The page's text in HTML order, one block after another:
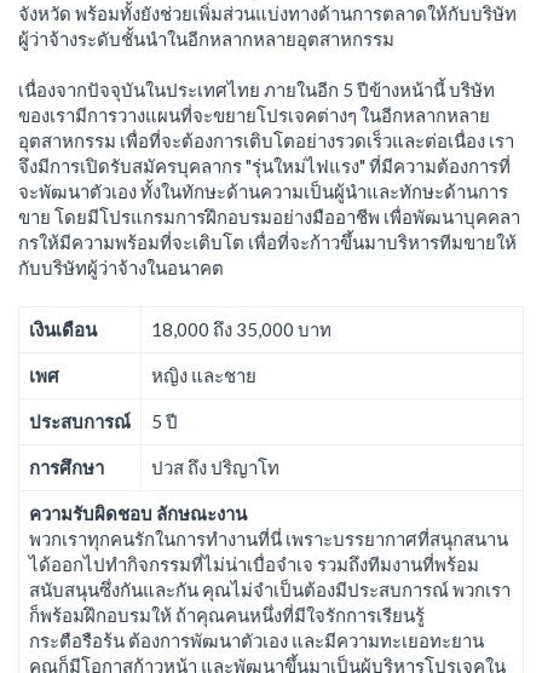
จังหวัด พร้อมทั้งยังช่วยเพิ่มส่วนแบ่งทางด้านการตลาดให้กับบริษัท
ผู้ว่าจ้างระดับชั้นนำในอีกหลากหลายอุตสาหกรรม
เนื่องจากปัจจุบันในประเทศไทย ภายในอีก 5 ปีข้างหน้านี้ บริษัท
ของเรามีการวางแผนที่จะขยายโปรเจคต่างๆ ในอีกหลากหลาย
อุตสาหกรรม เพื่อที่จะต้องการเติบโตอย่างรวดเร็วและต่อเนื่อง เรา
จึงมีการเปิดรับสมัครบุคลากร "รุ่นใหม่ไฟแรง" ที่มีความต้องการที่
จะพัฒนาตัวเอง ทั้งในทักษะด้านความเป็นผู้นำและทักษะด้านการ
ขาย โดยมีโปรแกรมการฝึกอบรมอย่างมืออาชีพ เพื่อพัฒนาบุคคลา
กรให้มีความพร้อมที่จะเติบโต เพื่อที่จะก้าวขึ้นมาบริหารทีมขายให้
กับบริษัทผู้ว่าจ้างในอนาคต
เงินเดือน 18,000 ถึง 35,000 บาท
เพศ หญิง และชาย
ประสบการณ์ 5 ปี
การศึกษา ปวส ถึง ปริญาโท
ความรับผิดชอบ ลักษณะงาน
พวกเราทุกคนรักในการทำงานที่นี่ เพราะบรรยากาศที่สนุกสนาน
ได้ออกไปทำกิจกรรมที่ไม่น่าเบื่อจำเจ รวมถึงทีมงานที่พร้อม
สนับสนุนซึ่งกันและกัน คุณไม่จำเป็นต้องมีประสบการณ์ พวกเรา
ก็พร้อมฝึกอบรมให้ ถ้าคุณคนหนึ่งที่มีใจรักการเรียนรู้
กระตือรือร้น ต้องการพัฒนาตัวเอง และมีความทะเยอทะยาน
คุณก็มีโอกาสก้าวหน้า และพัฒนาขึ้นมาเป็นผู้บริหารโปรเจคใน